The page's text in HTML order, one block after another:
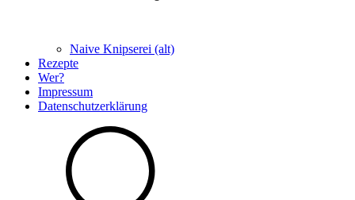
Naive Knipserei (alt)
Rezepte
Wer?
Impressum
Datenschutzerklärung